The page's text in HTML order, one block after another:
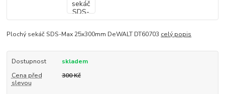
Plochý sekáč SDS-Max 25x300mm DeWALT DT60703 celý popis
Dostupnost
skladem
Cena před
slevou
300 Kč